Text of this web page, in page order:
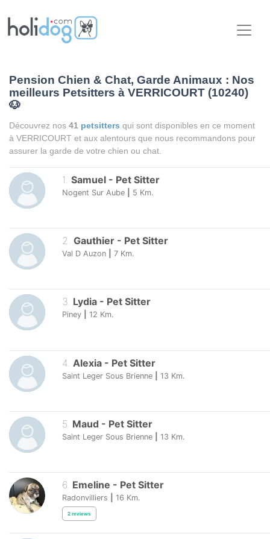
Pension Chien & Chat, Garde Animaux : Nos
meilleurs Petsitters à VERRICOURT (10240)
🐶
Découvrez nos 41 petsitters qui sont disponibles en ce moment
à VERRICOURT et aux alentours que nous recommandons pour
assurer la garde de votre chien ou chat.
1. Samuel - Pet Sitter
Nogent Sur Aube 5 Km.
2. Gauthier - Pet Sitter
Val D Auzon 7 Km.
3. Lydia - Pet Sitter
Piney 12 Km.
4 Alexia - Pet Sitter
Saint Leger Sous Brienne 13 Km.
5 Maud - Pet Sitter
Saint Leger Sous Brienne 13 Km.
6. Emeline - Pet Sitter
Radonvilliers 16 Km.
2 reviews